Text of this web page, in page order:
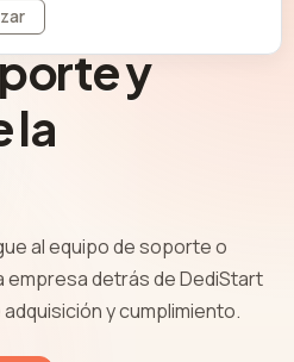
y
la
al equipo de soporte o
empresa detrás de DediStart
y cumplimiento.